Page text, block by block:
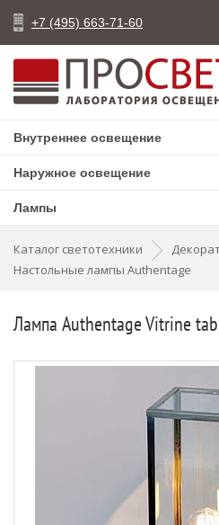
+7 (495) 663-71-60
Внутреннее освещение
Наружное освещение
Лампы
Каталог светотехники
Настольные лампы Authentage
Лампа Authentage Vitrine